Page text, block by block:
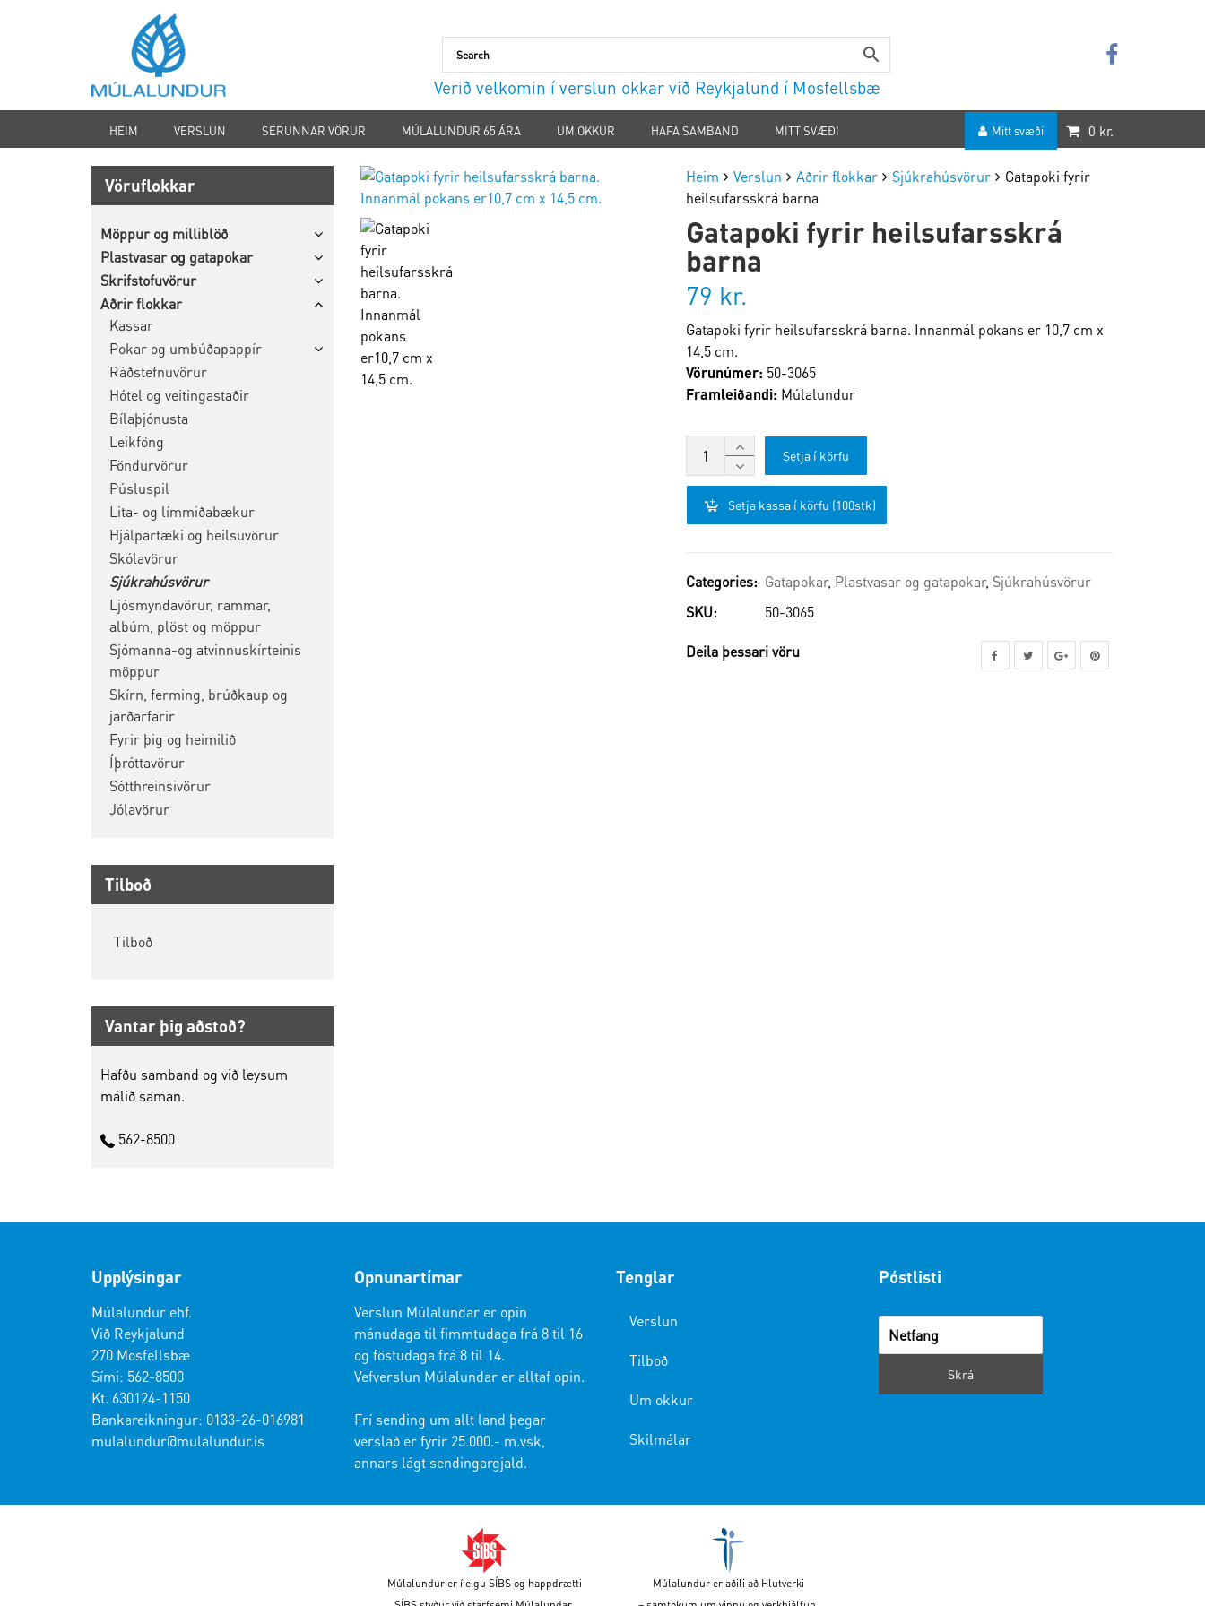
Verið velkomin í verslun okkar við Reykjalund í Mosfellsbæ
HEIM VERSLUN SÉRUNNAR VÖRUR MÚLALUNDUR 65 ÁRA UM OKKUR HAFA SAMBAND MITT SVÆÐI Mitt svæði 0 kr.
Heim Verslun Aðrir flokkar Sjúkrahúsvörur
Gatapoki fyrir
heilsufarsskrá barna
Gatapoki fyrir heilsufarsskrá
barna
79 kr.
Gatapoki fyrir heilsufarsskrá barna. Innanmál pokans er 10,7 cm x
14,5 cm.
Vörunúmer: 50-3065
Framleiðandi: Múlalundur
Setja í körfu
Setja kassa í körfu (100stk)
Categories: Gatapokar, Plastvasar og gatapokar, Sjúkrahúsvörur
SKU:
50-3065
Deila þessari vöru
Vöruflokkar
Möppur og milliblöð
Plastvasar og gatapokar
Skrifstofuvörur
Aðrir flokkar
Kassar
Pokar og umbúðapappír
Ráðstefnuvörur
Hótel og veitingastaðir
Bílaþjónusta
Leikföng
Föndurvörur
Púsluspil
Lita- og límmiðabækur
Hjálpartæki og heilsuvörur
Skólavörur
Sjúkrahúsvörur
Ljósmyndavörur, rammar,
albúm, plöst og möppur
Sjómanna-og atvinnuskírteinis
möppur
Skírn, ferming, brúðkaup og
jarðarfarir
Fyrir þig og heimilið
Íþróttavörur
Sótthreinsivörur
Jólavörur
Tilboð
Tilboð
Vantar þig aðstoð?
Hafðu samband og við leysum
málið saman.
562-8500
Upplýsingar
Múlalundur ehf.
Við Reykjalund
270 Mosfellsbæ
Sími: 562-8500
Kt. 630124-1150
Bankareikningur: 0133-26-016981
mulalundur@mulalundur.is
Opnunartímar
Verslun Múlalundar er opin
mánudaga til fimmtudaga frá 8 til 16
og föstudaga frá 8 til 14.
Vefverslun Múlalundar er alltaf opin.
Frí sending um allt land þegar
verslað er fyrir 25.000.- m.vsk,
annars lágt sendingargjald.
Tenglar
Verslun
Tilboð
Um okkur
Skilmálar
Póstlisti
Múlalundur er í eigu SÍBS og happdrætti
Múlalundur er aðili að Hlutverki